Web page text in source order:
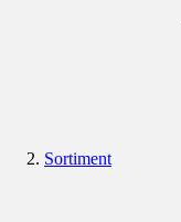
Sortiment